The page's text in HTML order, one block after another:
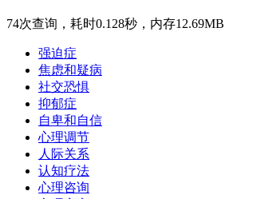
74次查询，耗时0.128秒，内存12.69MB
强迫症
焦虑和疑病
社交恐惧
抑郁症
自卑和自信
心理调节
人际关系
认知疗法
心理咨询